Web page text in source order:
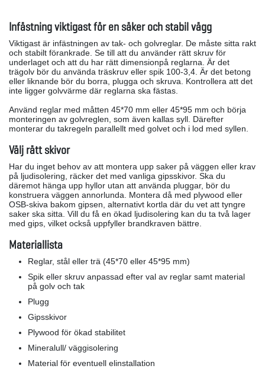
Infästning viktigast för en säker och stabil vägg
Viktigast är infästningen av tak- och golvreglar. De måste sitta rakt
och stabilt förankrade. Se till att du använder rätt skruv för
underlaget och att du har rätt dimensionpå reglarna. Är det
trägolv bör du använda träskruv eller spik 100-3,4. Är det betong
eller liknande bör du borra, plugga och skruva. Kontrollera att det
inte ligger golvvärme där reglarna ska fästas.
Använd reglar med måtten 45*70 mm eller 45*95 mm och börja
monteringen av golvreglen, som även kallas syll. Därefter
monterar du takregeln parallellt med golvet och i lod med syllen.
Välj rätt skivor
Har du inget behov av att montera upp saker på väggen eller krav
på ljudisolering, räcker det med vanliga gipsskivor. Ska du
däremot hänga upp hyllor utan att använda pluggar, bör du
konstruera väggen annorlunda. Montera då med plywood eller
OSB-skiva bakom gipsen, alternativt kortla där du vet att tyngre
saker ska sitta. Vill du få en ökad ljudisolering kan du ta två lager
med gips, vilket också uppfyller brandkraven bättre.
Materiallista
Reglar, stål eller trä (45*70 eller 45*95 mm)
Spik eller skruv anpassad efter val av reglar samt material
på golv och tak
Plugg
Gipsskivor
Plywood för ökad stabilitet
Mineralull/ väggisolering
Material för eventuell elinstallation